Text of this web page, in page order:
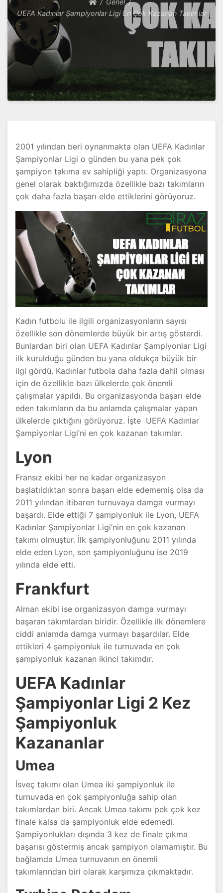
Genel
UEFA Kadınlar Şampiyonlar Ligi En Çok Kazanan Takımlar
2001 yılından beri oynanmakta olan UEFA Kadınlar
Şampiyonlar Ligi o günden bu yana pek çok
şampiyon takıma ev sahipliği yaptı. Organizasyona
genel olarak baktığımızda özellikle bazı takımların
çok daha fazla başarı elde ettiklerini görüyoruz.
Kadın futbolu ile ilgili organizasyonların sayısı
özellikle son dönemlerde büyük bir artış gösterdi.
Bunlardan biri olan UEFA Kadınlar Şampiyonlar Ligi
ilk kurulduğu günden bu yana oldukça büyük bir
ilgi gördü. Kadınlar futbola daha fazla dahil olması
için de özellikle bazı ülkelerde çok önemli
çalışmalar yapıldı. Bu organizasyonda başarı elde
eden takımların da bu anlamda çalışmalar yapan
ülkelerde çıktığını görüyoruz. İşte UEFA Kadınlar
Şampiyonlar Ligi’ni en çok kazanan takımlar.
Lyon
Fransız ekibi her ne kadar organizasyon
başlatıldıktan sonra başarı elde edememiş olsa da
2011 yılından itibaren turnuvaya damga vurmayı
başardı. Elde ettiği 7 şampiyonluk ile Lyon, UEFA
Kadınlar Şampiyonlar Ligi’nin en çok kazanan
takımı olmuştur. İlk şampiyonluğunu 2011 yılında
elde eden Lyon, son şampiyonluğunu ise 2019
yılında elde etti.
Frankfurt
Alman ekibi ise organizasyon damga vurmayı
başaran takımlardan biridir. Özellikle ilk dönemlere
ciddi anlamda damga vurmayı başardılar. Elde
ettikleri 4 şampiyonluk ile turnuvada en çok
şampiyonluk kazanan ikinci takımdır.
UEFA Kadınlar
Şampiyonlar Ligi 2 Kez
Şampiyonluk
Kazananlar
Umea
İsveç takımı olan Umea iki şampiyonluk ile
turnuvada en çok şampiyonluğa sahip olan
takımlardan biri. Ancak Umea takımı pek çok kez
finale kalsa da şampiyonluk elde edemedi.
Şampiyonlukları dışında 3 kez de finale çıkma
başarısı göstermiş ancak şampiyon olamamıştır. Bu
bağlamda Umea turnuvanın en önemli
takımlarından biri olarak karşımıza çıkmaktadır.